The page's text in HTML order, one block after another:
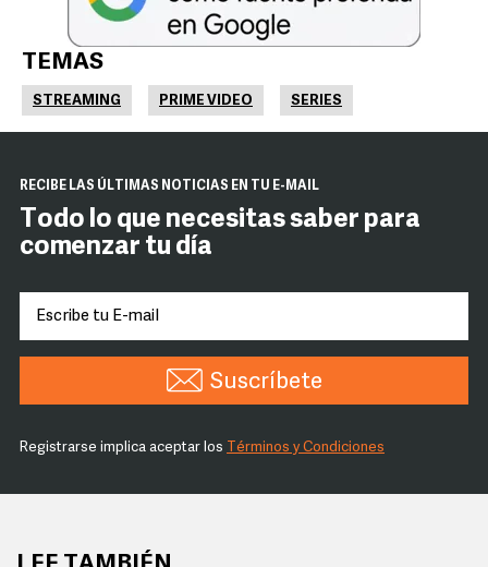
TEMAS
STREAMING PRIME VIDEO SERIES
RECIBE LAS ÚLTIMAS NOTICIAS EN TU E-MAIL
Todo lo que necesitas saber para
comenzar tu día
Suscríbete
Registrarse implica aceptar los Términos y Condiciones